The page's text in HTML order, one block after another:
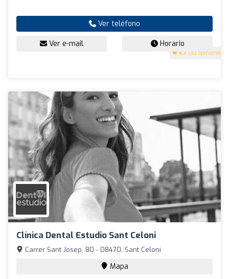
4.7 (83 opiniones)
Ver teléfono
Ver e-mail Horario
Clínica Dental Estudio Sant Celoni
Carrer Sant Josep, 80 - 08470, Sant Celoni
Mapa